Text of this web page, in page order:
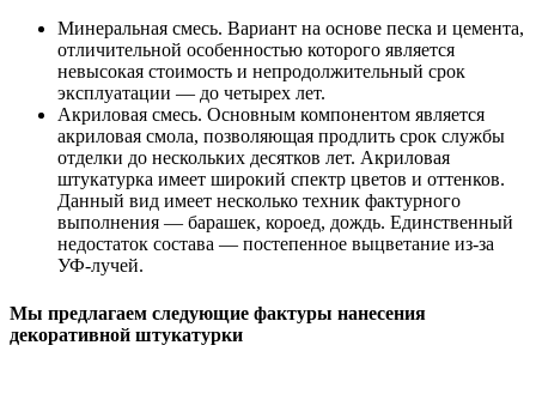
Минеральная смесь. Вариант на основе песка и цемента,
отличительной особенностью которого является
невысокая стоимость и непродолжительный срок
эксплуатации — до четырех лет.
Акриловая смесь. Основным компонентом является
акриловая смола, позволяющая продлить срок службы
отделки до нескольких десятков лет. Акриловая
штукатурка имеет широкий спектр цветов и оттенков.
Данный вид имеет несколько техник фактурного
выполнения — барашек, короед, дождь. Единственный
недостаток состава — постепенное выцветание из-за
УФ-лучей.
Мы предлагаем следующие фактуры нанесения
декоративной штукатурки